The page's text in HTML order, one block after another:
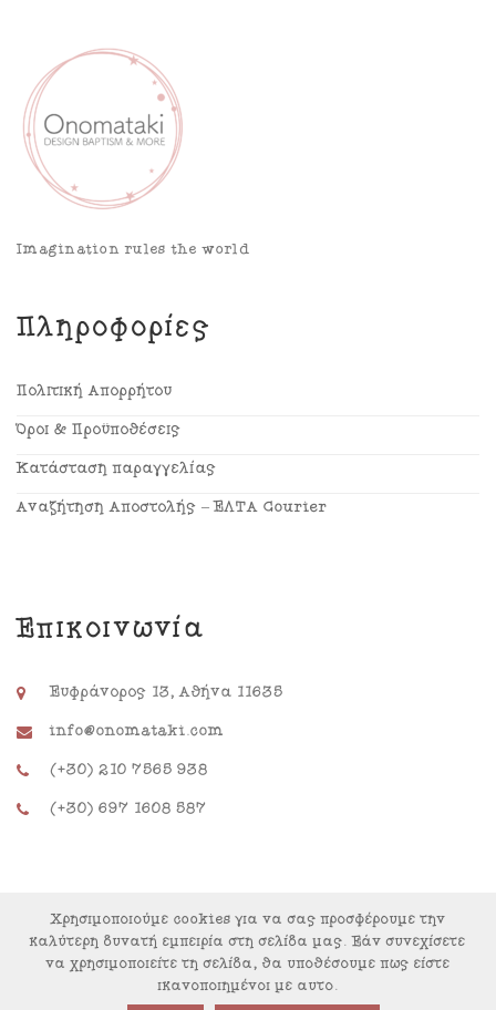
Imagination rules the world
Πληροφορίες
Πολιτική Απορρήτου
Όροι & Προϋποθέσεις
Κατάσταση παραγγελίας
Αναζήτηση Αποστολής – ΕΛΤΑ Courier
Επικοινωνία
Ευφράνορος 13, Αθήνα 11635
info@onomataki.com
(+30) 210 7565 938
(+30) 697 1608 587
Χρησιμοποιούμε cookies για να σας προσφέρουμε την
καλύτερη δυνατή εμπειρία στη σελίδα μας. Εάν συνεχίσετε
να χρησιμοποιείτε τη σελίδα, θα υποθέσουμε πως είστε
ικανοποιημένοι με αυτό.